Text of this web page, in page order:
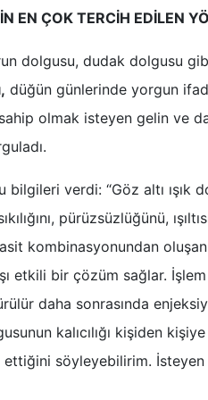
EN ÇOK TERCİH EDİLEN
dolgusu, dudak dolgusu
düğün günlerinde yorgun
olmak isteyen gelin ve
bilgileri verdi: “Göz altı ışık
pürüzsüzlüğünü,
kombinasyonundan
etkili bir çözüm sağlar.
daha sonrasında
kalıcılığı kişiden
ettiğini söyleyebilirim.